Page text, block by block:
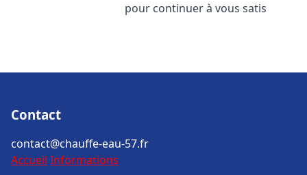
pour continuer à vous satis
Contact
contact@chauffe-eau-57.fr
Accueil Informations